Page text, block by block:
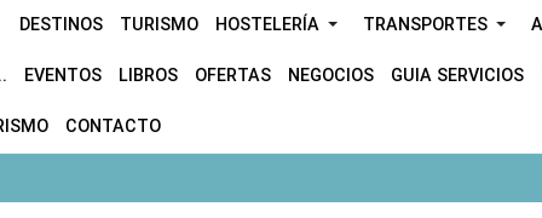
DESTINOS TURISMO HOSTELERÍA TRANSPORTES
EVENTOS LIBROS OFERTAS NEGOCIOS GUIA SERVICIOS
CONTACTO